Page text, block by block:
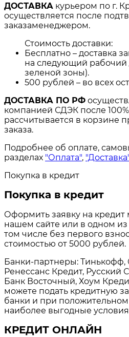
ДОСТАВКА курьером по г.
осуществляется после
заказаменеджером.
Стоимость доставки:
Бесплатно – доставка
на следующий рабочий
зеленой зоны).
500 рублей – во всех
ДОСТАВКА ПО РФ
компанией СДЭК после
рассчитывается в корзине
заказа.
Подробнее об оплате,
разделах "Оплата",
Покупка в кредит
Покупка в кредит
Оформить заявку на
нашем сайте или в одном
том числе без первого
стоимостью от 5000 рублей.
Банки-партнеры: Тинькофф,
Ренессанс Кредит, Русский
Банк Восточный, Хоум
можете подать кредитную
банки и при
наиболее выгодные
КРЕДИТ ОНЛАЙН